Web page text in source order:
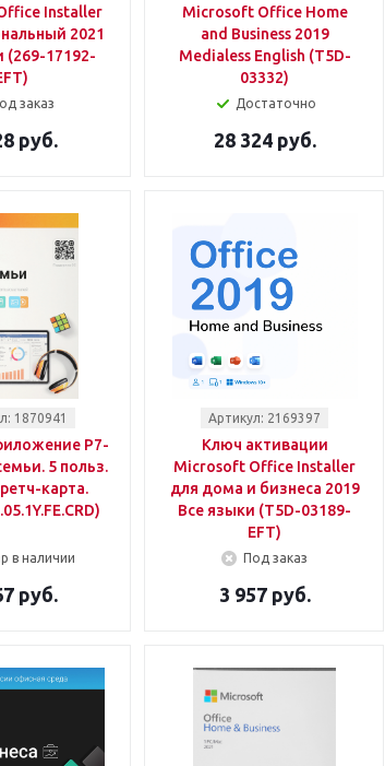
Installer
2021
(269-17192-
заказ
руб.
Microsoft Office Home
and Business 2019
Medialess English (T5D-
03332)
Достаточно
28 324 руб.
1870941
Р7-
5 польз.
карта.
в наличии
руб.
Артикул: 2169397
Ключ активации
Microsoft Office Installer
для дома и бизнеса 2019
Все языки (T5D-03189-
EFT)
Под заказ
3 957 руб.